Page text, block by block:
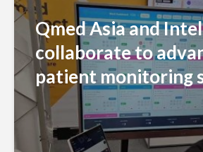
Qmed Asia and Intel
collaborate to
patient monitoring